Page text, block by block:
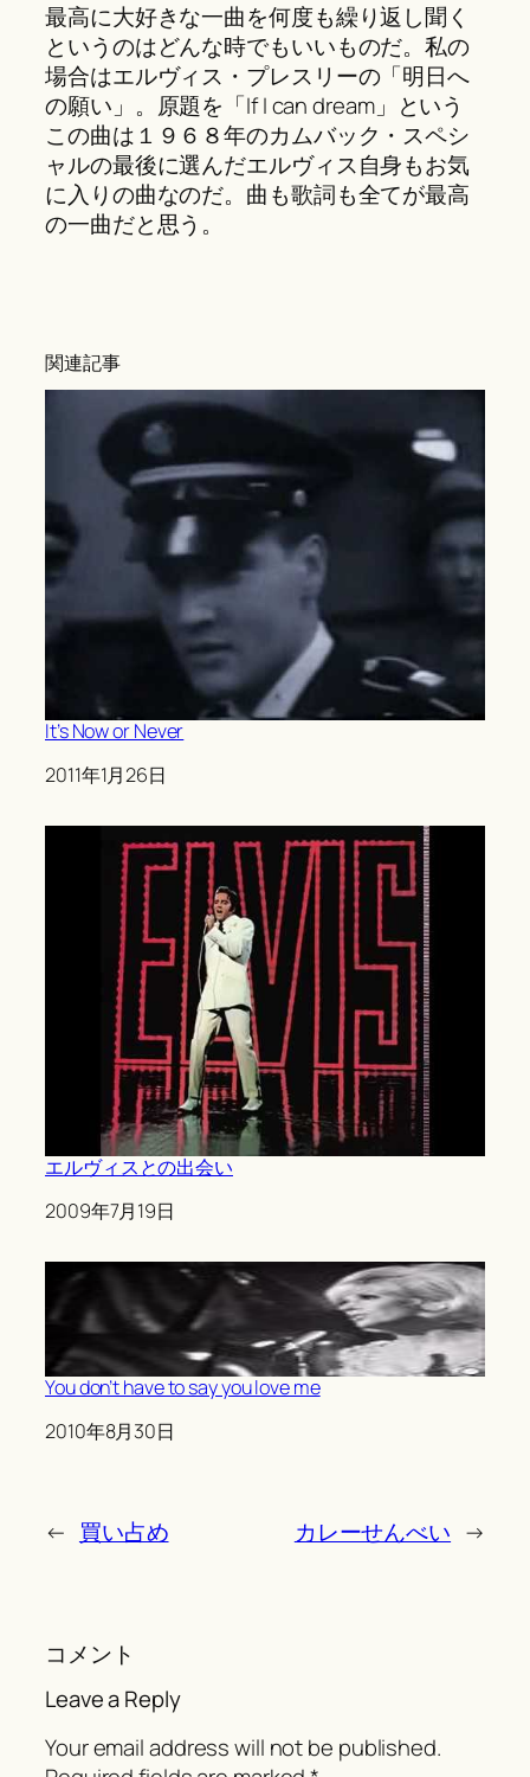
最高に大好きな一曲を何度も繰り返し聞く
というのはどんな時でもいいものだ。私の
場合はエルヴィス・プレスリーの「明日へ
の願い」。原題を「If I can dream」という
この曲は１９６８年のカムバック・スペシ
ャルの最後に選んだエルヴィス自身もお気
に入りの曲なのだ。曲も歌詞も全てが最高
の一曲だと思う。
関連記事
It’s Now or Never
Date
2011年1月26日
エルヴィスとの出会い
Date
2009年7月19日
You don’t have to say you love me
Date
2010年8月30日
← 買い占め カレーせんべい →
コメント
Leave a Reply
Your email address will not be published.